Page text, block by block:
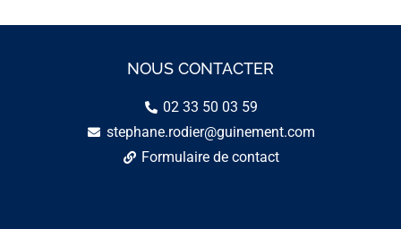
NOUS CONTACTER
02 33 50 03 59
stephane.rodier@guinement.com
Formulaire de contact